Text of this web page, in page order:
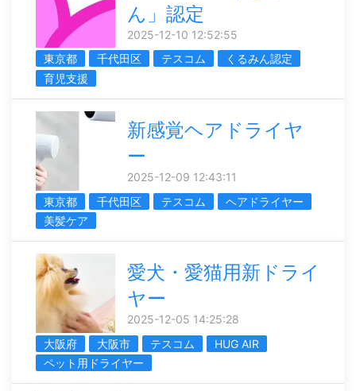
ん」認定
2025-12-10 12:52:55
東京都
千代田区 テスコム
くるみん認定
育児支援
新感覚ヘアドライヤ
ー
2025-12-09 12:43:11
東京都
千代田区 テスコム
ヘアドライヤー
美髪ケア
愛犬・愛猫用新ドライ
ヤー
2025-12-05 14:25:28
大阪府
大阪市 テスコム
HUG AIR
ペット用ドライヤー